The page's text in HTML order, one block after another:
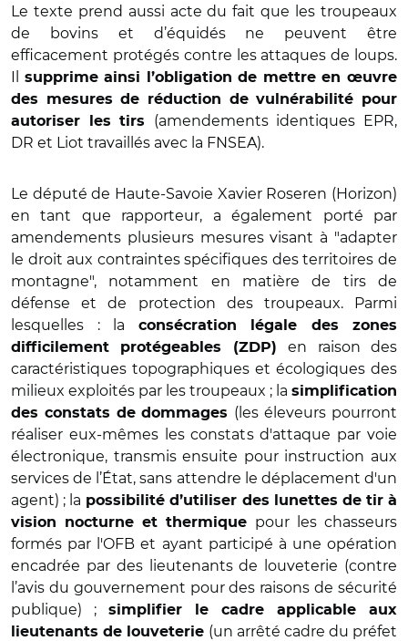
Le texte prend aussi acte du fait que les troupeaux
de bovins et d’équidés ne peuvent être
efficacement protégés contre les attaques de loups.
Il
supprime ainsi l’obligation de mettre en œuvre
des mesures de réduction de vulnérabilité pour
autoriser les tirs (amendements identiques EPR,
DR et Liot travaillés avec la FNSEA).
Le député de Haute-Savoie Xavier Roseren (Horizon)
en tant que rapporteur, a également porté par
amendements plusieurs mesures visant à "adapter
le droit aux contraintes spécifiques des territoires de
montagne", notamment en matière de tirs de
défense et de protection des troupeaux. Parmi
lesquelles : la
consécration légale des zones
difficilement protégeables (ZDP)en raison des
caractéristiques topographiques et écologiques des
milieux exploités par les troupeaux ; la simplification
des constats de dommages (les éleveurs pourront
réaliser eux-mêmes les constats d'attaque par voie
électronique, transmis ensuite pour instruction aux
services de l’État, sans attendre le déplacement d'un
agent) ; la possibilité d’utiliser des lunettes de tir à
vision nocturne et thermique pour les chasseurs
formés par l'OFB et ayant participé à une opération
encadrée par des lieutenants de louveterie (contre
l’avis du gouvernement pour des raisons de sécurité
publique) ; simplifier le cadre applicable aux
lieutenants de louveterie (un arrêté cadre du préfet